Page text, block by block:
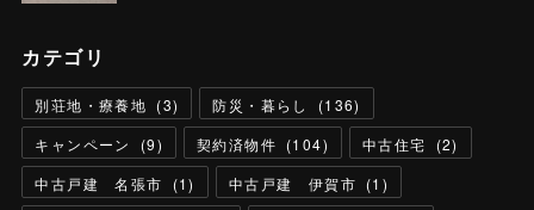
カテゴリ
別荘地・療養地 (3) 防災・暮らし (136)
キャンペーン
(9) 契約済物件 (104) 中古住宅 (2)
中古戸建 名張市
(1) 中古戸建 伊賀市 (1 )